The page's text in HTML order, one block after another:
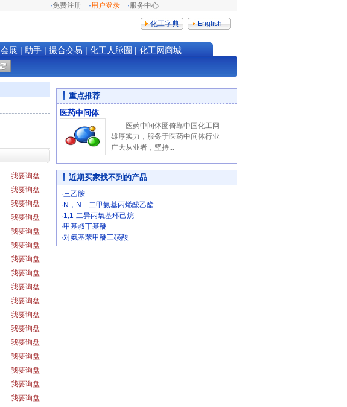
·免费注册 ·用户登录 ·服务中心
化工字典 English
会展 | 助手| 撮合交易 | 化工人脉圈 | 化工网商城
我要询盘
我要询盘
我要询盘
我要询盘
我要询盘
我要询盘
我要询盘
我要询盘
我要询盘
我要询盘
我要询盘
我要询盘
我要询盘
我要询盘
我要询盘
我要询盘
我要询盘
重点推荐
医药中间体
医药中间体圈倚靠中国化工网
雄厚实力，服务于医药中间体行业
广大从业者，坚持...
近期买家找不到的产品
·三乙胺
· N，N－二甲氨基丙烯酸乙酯
·1,1-二异丙氧基环己烷
·甲基叔丁基醚
·对氨基苯甲醚三磺酸